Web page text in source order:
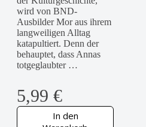
wird von BND-
Ausbilder Mor aus ihrem
langweiligen Alltag
katapultiert. Denn der
behauptet, dass Annas
totgeglaubter …
5,99€
In den